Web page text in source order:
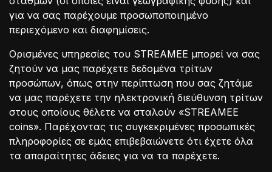
για να σας παρέχουμε προσωποποιημένο
περιεχόμενο και διαφημίσεις.
Oρισμένες υπηρεσίες του STREAMEE μπορεί να σας
ζητούν να μας παρέχετε δεδομένα τρίτων
προσώπων, όπως στην περίπτωση που σας ζητάμε
να μας παρέχετε την ηλεκτρονική διεύθυνση τρίτων
στους οποίους θέλετε να σταλούν «STREAMEE
coins». Παρέχοντας τις συγκεκριμένες προσωπικές
πληροφορίες σε εμάς επιβεβαιώνετε ότι έχετε όλα
τα απαραίτητες άδειες για να τα παρέχετε.